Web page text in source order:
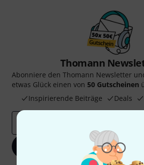
Thomann
Abonniere den Thomann Newsletter
etwas Glück einen von 50 Gutscheinen
Inspirierende Beiträge
Deals
Jetzt anmelden